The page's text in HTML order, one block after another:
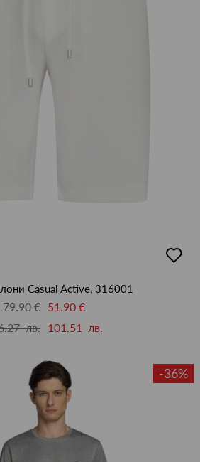
в
Casual Active, 316001
79.90 € 51.90 €
лв. 101.51 лв.
-36%